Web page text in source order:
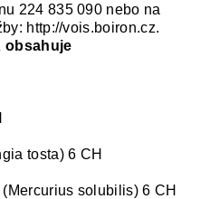
224 835 090 nebo na
http://vois.boiron.cz.
obsahuje
tosta) 6 CH
solubilis) 6 CH